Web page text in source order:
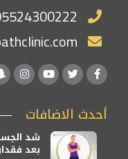
أحدث الاضافات
بعد